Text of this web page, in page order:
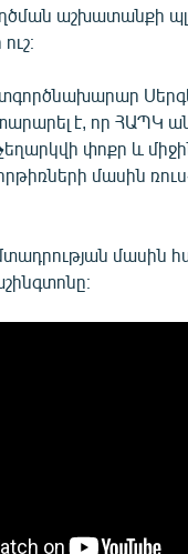
աշխատանքի
է, որ ՀԱՊԿ
փոքր և
մասին
մասին